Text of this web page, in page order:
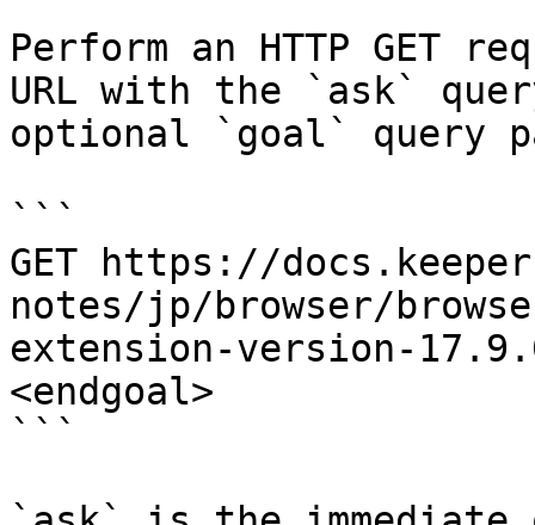
Perform an HTTP GET
URL with the `ask`
optional `goal` query
```
GET https://
notes/jp/browser/
extension-version-
<endgoal>
```